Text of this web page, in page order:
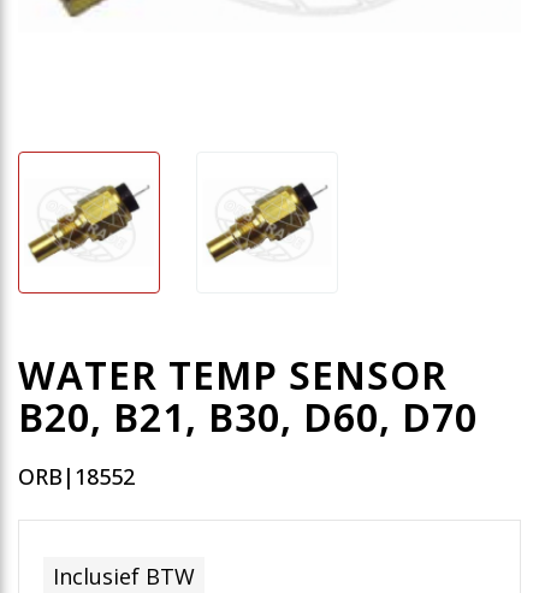
WATER TEMP SENSOR
B20, B21, B30, D60, D70
ORB|18552
Inclusief BTW